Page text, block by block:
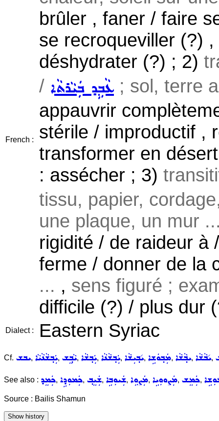
French :
brûler , faner / faire
se recroqueviller (?)
déshydrater (?) ; 2)
/ ܥܵܒܹܕ ܒܲܝܵܪܬܵܐ ; sol, terre
appauvrir
stérile / improductif ,
transformer en
: assécher ; 3)
tissu, papier,
une plaque, un mur
rigidité / de raideur à
ferme / donner de la
... , sens figuré ;
difficile (?) / plus dur
Dialect : Eastern Syriac
Cf. ܝܒܫ, ܝܲܒ݂ܫܵܢܵܝܵܐ, ܝܵܒ݂ܸܫ, ܝܲܒ݂ܫܵܐ, ܝܲܒ݂ܫܵܢܵܐ, ܝ݇ܒ݂ܝܼܫܵܐ, ܡܲܒ݂ܘܿܫܹܐ, ܝܒ݂ܵܫܵܐ, ܝ݇ܒܵܫܵܐ,
See also : ܟܲܡܸܕ, ܟܲܡܘܼܕܹܐ, ܫܲܝܸܒ݂, ܫܲܝܘܼܒܹܐ, ܡܲܨܘܹܐ, ܡܲܨܘܘܼܝܹܐ, ܟܲܡܸܫ,
Source : Bailis Shamun